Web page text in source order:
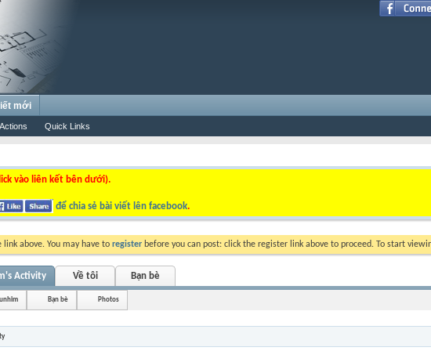
Quick Links
mới
vào liên kết bên dưới).
để chia sẻ bài viết lên facebook.
link above. You may have to register before you can post: click the register link above to proceed. To start
Activity Về tôi Bạn bè
Bạn bè Photos